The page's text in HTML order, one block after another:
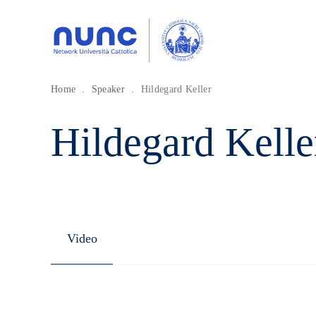
Home . Speaker . Hildegard Keller
Hildegard
Video